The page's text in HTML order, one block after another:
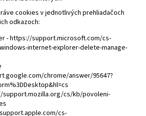
cookies v jednotlivých prehliadačoch
odkazoch:
-https://support.microsoft.com/cs-
internet-explorer-delete-manage-
chrome/answer/95647?
cs/kb/povoleni-
cs-